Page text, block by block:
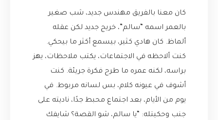
كان معنا بالفريق مهندس جديد، شب صغير
بالعمر اسمه “سالم”، خريج جديد لكن عقله
ألماظ. كان هادي كثير، بيسمع أكثر ما بيحكي.
كنت ألاحظه في الاجتماعات، يكتب ملاحظات، يهز
براسه، لكنه عمره ما طرح فكرة جريئة. كنت
أشوف في عيونه كلام، بس لسانه مربوط. في
يوم من الأيام، بعد اجتماع محبط جدًا، ناديته على
جنب وحكيتله: “يا سالم، شو القصة؟ شايفك